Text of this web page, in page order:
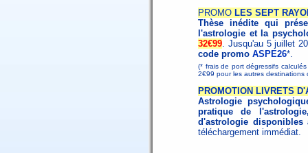
PROMO LES SEPT
Thèse inédite qui
l'astrologie et la
32€99. Jusqu'au 5 juillet
code promo ASPE26*.
(* frais de port dégressifs
2€99 pour les autres destinations
PROMOTION LIVRETS
Astrologie
pratique de
d'astrologie disponibles
téléchargement immédiat.